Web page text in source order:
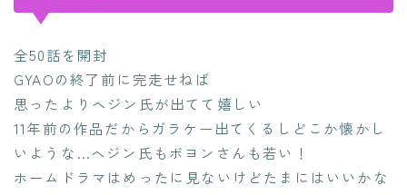
全50話を開封
GYAOの終了前に完走せねば
思ったよりヘジン氏が出てて嬉しい
11年前の作品だからガラケー出てくるしどこか懐かし
いような…ヘジン氏もボヨンさんも若い！
ホームドラマはめったに見ないけどたまにはいいかな